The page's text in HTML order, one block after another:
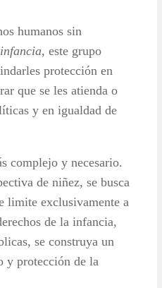
humanos sin
, este grupo
protección en
que se les atienda o
y en igualdad de
complejo y necesario.
de niñez, se busca
limite exclusivamente a
de la infancia,
se construya un
y protección de la